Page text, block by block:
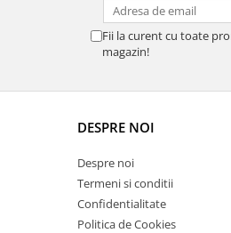
Fii la curent cu toate
magazin!
DESPRE NOI
Despre noi
Termeni si conditii
Confidentialitate
Politica de Cookies